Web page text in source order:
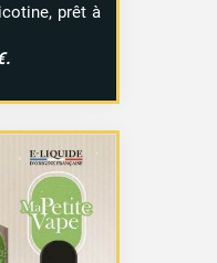
prêt à